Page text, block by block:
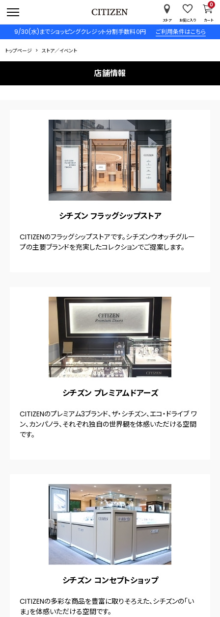
9/30(水)までショッピングクレジット分割手数料０円 ご利用条件はこちら
ストア お気に入り カート
0
トップページ ストア／イベント
店舗情報
シチズン フラッグシップストア
CITIZENのフラッグシップストアです。シチズンウオッチグルー
プの主要ブランドを充実したコレクションでご提案します。
シチズン プレミアムドアーズ
CITIZENのプレミアム3ブランド、ザ・シチズン、エコ・ドライブ ワ
ン、カンパノラ、それぞれ独自の世界観を体感いただける空間
です。
シチズン コンセプトショップ
CITIZENの多彩な商品を豊富に取りそろえた、シチズンの「い
ま」を体感いただける空間です。